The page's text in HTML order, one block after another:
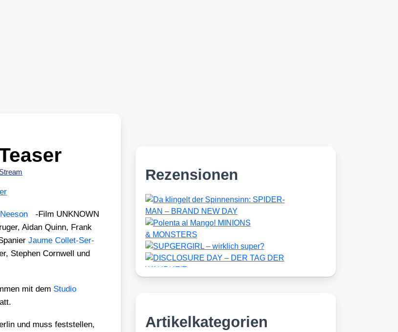
-Film UNKNOWN
Aidan Quinn, Frank
Jau­me Col­let-Ser­
Ste­phen Corn­well und
mit dem Stu­dio
und muss fest­stel­len,
Rezensionen
Artikelkategorien